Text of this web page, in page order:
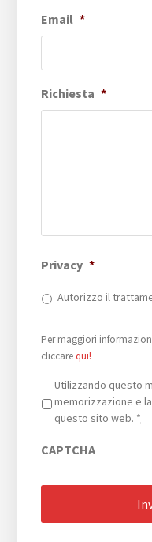
Email *
Richiesta *
Privacy *
Autorizzo il
Per maggiori
cliccarequi!
Privacy *
Utilizzando questo
memorizzazione e
questo sito web. *
CAPTCHA